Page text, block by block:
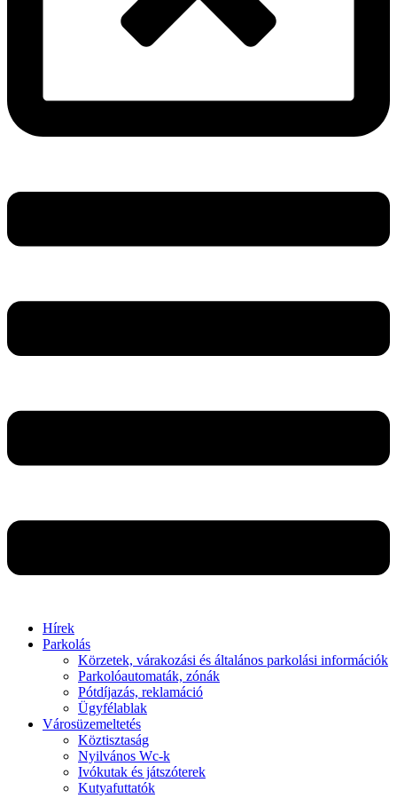
Hírek
Parkolás
Körzetek, várakozási és általános parkolási információk
Parkolóautomaták, zónák
Pótdíjazás, reklamáció
Ügyfélablak
Városüzemeltetés
Köztisztaság
Nyilvános Wc-k
Ivókutak és játszóterek
Kutyafuttatók